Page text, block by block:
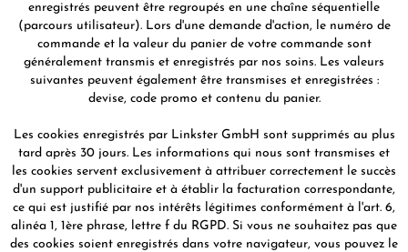
enregistrés peuvent être regroupés en une chaîne séquentielle
(parcours utilisateur). Lors d'une demande d'action, le numéro de
commande et la valeur du panier de votre commande sont
généralement transmis et enregistrés par nos soins. Les valeurs
suivantes peuvent également être transmises et enregistrées :
devise, code promo et contenu du panier.
Les cookies enregistrés par Linkster GmbH sont supprimés au plus
tard après 30 jours. Les informations qui nous sont transmises et
les cookies servent exclusivement à attribuer correctement le succès
d'un support publicitaire et à établir la facturation correspondante,
ce qui est justifié par nos intérêts légitimes conformément à l'art. 6,
alinéa 1, 1ère phrase, lettre f du RGPD. Si vous ne souhaitez pas que
des cookies soient enregistrés dans votre navigateur, vous pouvez le